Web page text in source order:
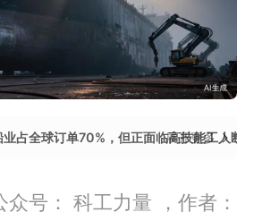
业占全球订单70%，但正面临高技能工人断
展开更多
号： 科工力量
，作者：